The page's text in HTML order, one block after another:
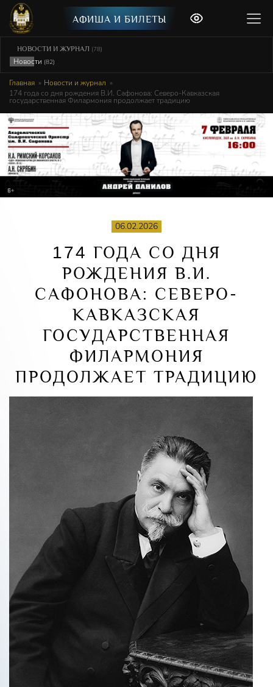
АФИША И БИЛЕТЫ
НОВОСТИ И ЖУРНАЛ (78)
Новости (82)
Главная
Новости и журнал
174 года со дня рождения В.И. Сафонова: Северо-Кавказская
государственная Филармония продолжает традицию
06.02.2026
174 ГОДА СО ДНЯ
РОЖДЕНИЯ В.И.
САФОНОВА: СЕВЕРО-
КАВКАЗСКАЯ
ГОСУДАРСТВЕННАЯ
ФИЛАРМОНИЯ
ПРОДОЛЖАЕТ ТРАДИЦИЮ